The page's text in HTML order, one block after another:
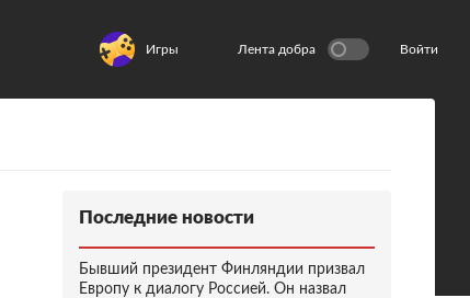
Игры Лента добра Войти
Последние новости
Бывший президент Финляндии призвал
Европу к диалогу Россией. Он назвал